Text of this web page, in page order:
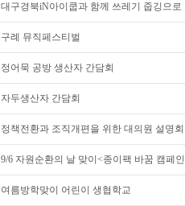
대구경북iN아이쿱과 함께 쓰레기 줍깅으로
구례 뮤직페스티벌
정어묵 공방 생산자 간담회
자두생산자 간담회
정책전환과 조직개편을 위한 대의원 설명회
9/6 자원순환의 날 맞이<종이팩 바꿈 캠페
여름방학맞이 어린이 생협학교